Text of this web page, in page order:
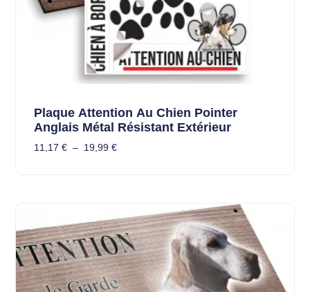
Plaque Attention Au Chien Pointer
Anglais Métal Résistant Extérieur
11,17 € – 19,99 €